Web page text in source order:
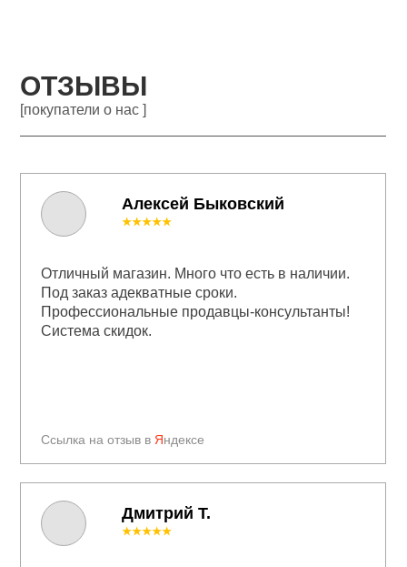
ОТЗЫВЫ
[покупатели о нас ]
Алексей Быковский
Ссылка на отзыв в Яндексе
★★★★★
Отличный магазин. Много что есть в наличии.
Под заказ адекватные сроки.
Профессиональные продавцы-консультанты!
Система скидок.
★★★★★
Дмитрий Т.